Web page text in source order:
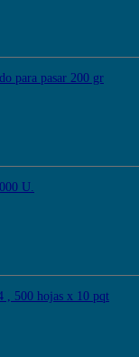
para pasar 200 gr
U.
, 500 hojas x 10 pqt